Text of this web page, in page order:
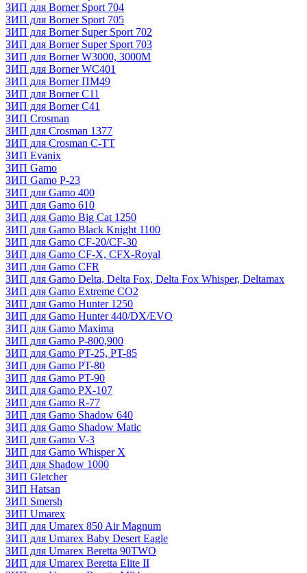
ЗИП для Borner Sport 704
ЗИП для Borner Sport 705
ЗИП для Borner Super Sport 702
ЗИП для Borner Super Sport 703
ЗИП для Borner W3000, 3000М
ЗИП для Borner WC401
ЗИП для Borner ПМ49
ЗИП для Borner С11
ЗИП для Borner С41
ЗИП Crosman
ЗИП для Crosman 1377
ЗИП для Crosman C-TT
ЗИП Evanix
ЗИП Gamo
ЗИП Gamo P-23
ЗИП для Gamo 400
ЗИП для Gamo 610
ЗИП для Gamo Big Cat 1250
ЗИП для Gamo Black Knight 1100
ЗИП для Gamo CF-20/CF-30
ЗИП для Gamo CF-X, CFX-Royal
ЗИП для Gamo CFR
ЗИП для Gamo Delta, Delta Fox, Delta Fox Whisper, Deltamax
ЗИП для Gamo Extreme CO2
ЗИП для Gamo Hunter 1250
ЗИП для Gamo Hunter 440/DX/EVO
ЗИП для Gamo Maxima
ЗИП для Gamo P-800,900
ЗИП для Gamo PT-25, PT-85
ЗИП для Gamo PT-80
ЗИП для Gamo PT-90
ЗИП для Gamo PX-107
ЗИП для Gamo R-77
ЗИП для Gamo Shadow 640
ЗИП для Gamo Shadow Matic
ЗИП для Gamo V-3
ЗИП для Gamo Whisper X
ЗИП для Shadow 1000
ЗИП Gletcher
ЗИП Hatsan
ЗИП Smersh
ЗИП Umarex
ЗИП для Umarex 850 Air Magnum
ЗИП для Umarex Baby Desert Eagle
ЗИП для Umarex Beretta 90TWO
ЗИП для Umarex Beretta Elite II